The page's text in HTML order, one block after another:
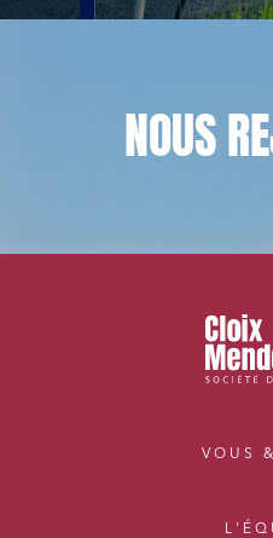
NOUS
VOUS